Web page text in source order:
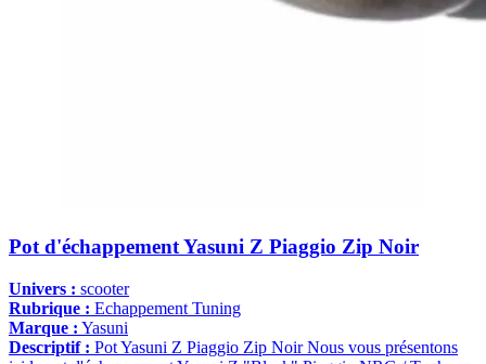
Pot d'échappement Yasuni Z Piaggio Zip Noir
Univers : scooter
Rubrique : Echappement Tuning
Marque : Yasuni
Descriptif : Pot Yasuni Z Piaggio Zip Noir Nous vous présentons